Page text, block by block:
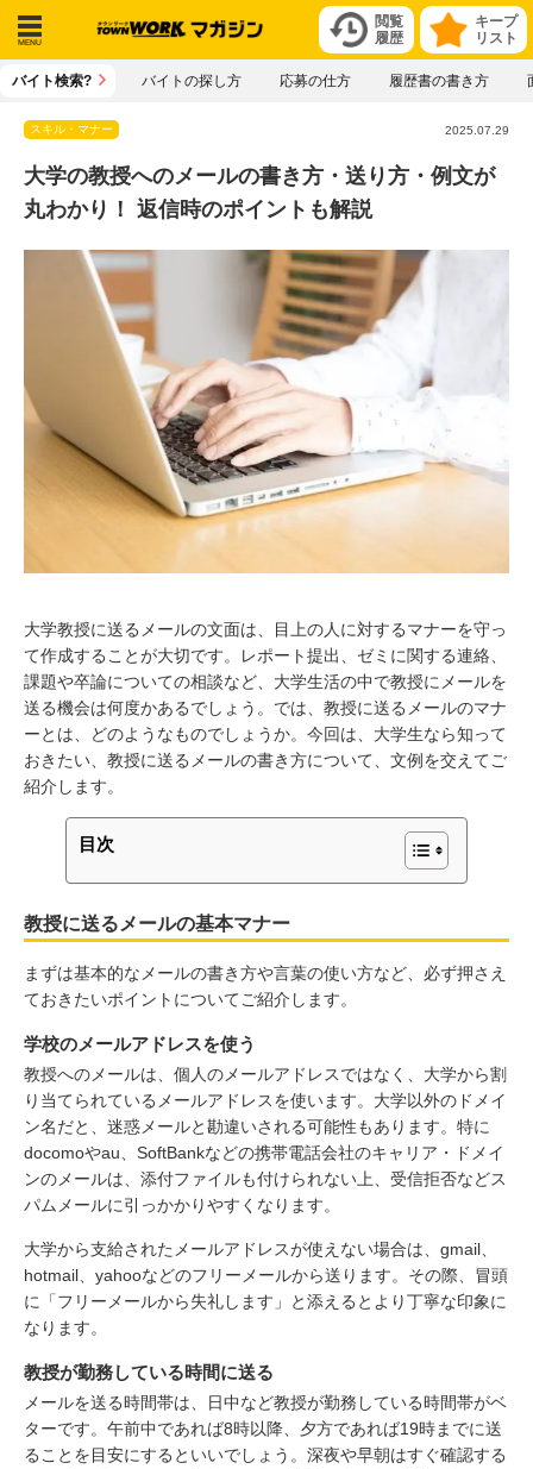
キープ
リスト
閲覧
履歴
メニ
バイト検索? バイトの探し方 応募の仕方 履歴書の書き方
スキル・マナー 2025.07.29
大学の教授へのメールの書き方・送り方・例文が
丸わかり！ 返信時のポイントも解説
大学教授に送るメールの文面は、目上の人に対するマナーを守っ
て作成することが大切です。レポート提出、ゼミに関する連絡、
課題や卒論についての相談など、大学生活の中で教授にメールを
送る機会は何度かあるでしょう。では、教授に送るメールのマナ
ーとは、どのようなものでしょうか。今回は、大学生なら知って
おきたい、教授に送るメールの書き方について、文例を交えてご
紹介します。
目次
教授に送るメールの基本マナー
まずは基本的なメールの書き方や言葉の使い方など、必ず押さえ
ておきたいポイントについてご紹介します。
学校のメールアドレスを使う
教授へのメールは、個人のメールアドレスではなく、大学から割
り当てられているメールアドレスを使います。大学以外のドメイ
ン名だと、迷惑メールと勘違いされる可能性もあります。特に
docomoやau、SoftBankなどの携帯電話会社のキャリア・ドメイ
ンのメールは、添付ファイルも付けられない上、受信拒否などス
パムメールに引っかかりやすくなります。
大学から支給されたメールアドレスが使えない場合は、gmail、
hotmail、yahooなどのフリーメールから送ります。その際、冒頭
に「フリーメールから失礼します」と添えるとより丁寧な印象に
なります。
教授が勤務している時間に送る
メールを送る時間帯は、日中など教授が勤務している時間帯がベ
ターです。午前中であれば8時以降、夕方であれば19時までに送
ることを目安にするといいでしょう。深夜や早朝はすぐ確認する